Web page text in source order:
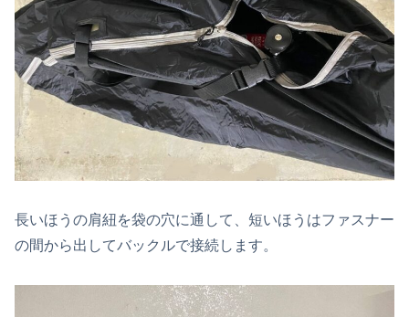
長いほうの肩紐を袋の穴に通して、短いほうはファスナー
の間から出してバックルで接続します。